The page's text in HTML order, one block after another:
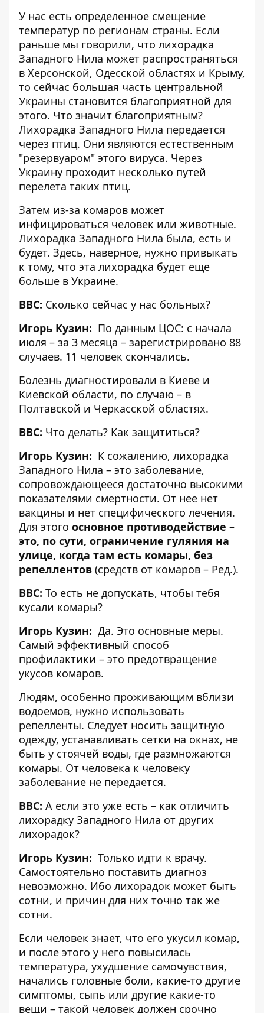
У нас есть определенное смещение
температур по регионам страны. Если
раньше мы говорили, что лихорадка
Западного Нила может распространяться
в Херсонской, Одесской областях и Крыму,
то сейчас большая часть центральной
Украины становится благоприятной для
этого. Что значит благоприятным?
Лихорадка Западного Нила передается
через птиц. Они являются естественным
"резервуаром" этого вируса. Через
Украину проходит несколько путей
перелета таких птиц.
Затем из-за комаров может
инфицироваться человек или животные.
Лихорадка Западного Нила была, есть и
будет. Здесь, наверное, нужно привыкать
к тому, что эта лихорадка будет еще
больше в Украине.
BBC: Сколько сейчас у нас больных?
Игорь Кузин: По данным ЦОС: с начала
июля – за 3 месяца – зарегистрировано 88
случаев. 11 человек скончались.
Болезнь диагностировали в Киеве и
Киевской области, по случаю – в
Полтавской и Черкасской областях.
BBC: Что делать? Как защититься?
Игорь Кузин: К сожалению, лихорадка
Западного Нила – это заболевание,
сопровождающееся достаточно высокими
показателями смертности. От нее нет
вакцины и нет специфического лечения.
Для этого основное противодействие –
это, по сути, ограничение гуляния на
улице, когда там есть комары, без
репеллентов (средств от комаров – Ред.).
BBC: То есть не допускать, чтобы тебя
кусали комары?
Игорь Кузин: Да. Это основные меры.
Самый эффективный способ
профилактики – это предотвращение
укусов комаров.
Людям, особенно проживающим вблизи
водоемов, нужно использовать
репелленты. Следует носить защитную
одежду, устанавливать сетки на окнах, не
быть у стоячей воды, где размножаются
комары. От человека к человеку
заболевание не передается.
BBC: А если это уже есть – как отличить
лихорадку Западного Нила от других
лихорадок?
Игорь Кузин: Только идти к врачу.
Самостоятельно поставить диагноз
невозможно. Ибо лихорадок может быть
сотни, и причин для них точно так же
сотни.
Если человек знает, что его укусил комар,
и после этого у него повысилась
температура, ухудшение самочувствия,
начались головные боли, какие-то другие
симптомы, сыпь или другие какие-то
вещи – такой человек должен срочно